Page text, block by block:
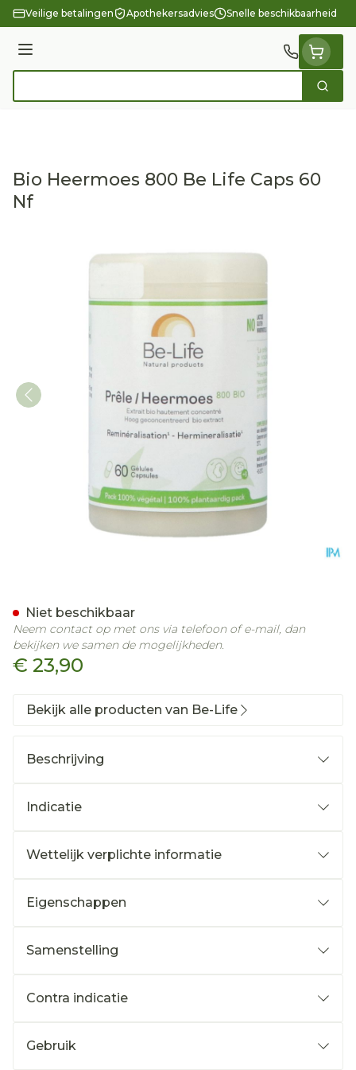
Ga naar de inhoud
Veilige betalingen Apothekersadvies Snelle beschikbaarheid
Menu
Zoek
Bio Heermoes 800 Be Life Caps 60
Nf
€ 23,90
Niet beschikbaar
Neem contact op met ons via telefoon of e-mail, dan
bekijken we samen de mogelijkheden.
Bekijk alle producten van Be-Life
Beschrijving
Indicatie
Wettelijk verplichte informatie
Eigenschappen
Samenstelling
Contra indicatie
Gebruik